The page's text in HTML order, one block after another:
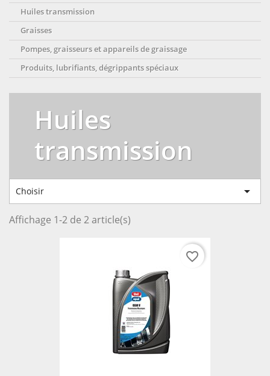
Huiles transmission
Graisses
Pompes, graisseurs et appareils de graissage
Produits, lubrifiants, dégrippants spéciaux
Huiles
transmission
Choisir 
Affichage 1-2 de 2 article(s)
favorite_border